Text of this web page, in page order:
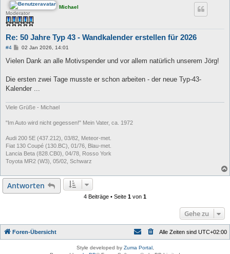
Michael
Moderator
Re: 50 Jahre Typ 43 - Wandkalender erstellen für 2026
#4
B
i
a
02 Jan 2026, 14:01
Vielen Dank an alle Motivspender und vor allem natürlich unserem Jörg!
Die ersten zwei Tage musste er schon arbeiten - der neue Typ-43-
Kalender ...
Viele Grüße - Michael
"Im Auto wird nicht gegessen!" Mein Vater, ca. 1972
Audi 200 5E (437.212), 03/82, Meteor-met.
Fiat 130 Coupé (130.BC), 01/76, Blau-met.
Lancia Beta (828.CB0), 04/78, Rosso York
Toyota MR2 (W3), 05/02, Schwarz
Antworten
4 Beiträge • Seite 1 von 1
Gehe zu
Foren-Übersicht Alle Zeiten sind UTC+02:00
Style developed by Zuma Portal ,